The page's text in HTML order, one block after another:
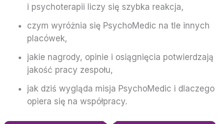
i psychoterapii liczy się szybka reakcja,
czym wyróżnia się PsychoMedic na tle innych
placówek,
jakie nagrody, opinie i osiągnięcia potwierdzają
jakość pracy zespołu,
jak dziś wygląda misja PsychoMedic i dlaczego
opiera się na współpracy.